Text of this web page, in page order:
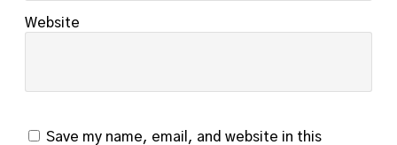
Website
Save my name, email, and website in this